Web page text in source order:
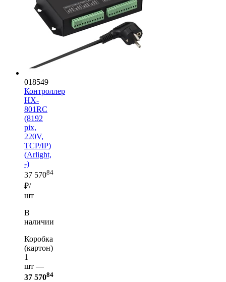
018549
Контроллер
HX-
801RC
(8192
pix,
220V,
TCP/IP)
(Arlight,
-)
37 57084
₽/
шт
В
наличии
Коробка
(картон)
1
шт —
37 57084